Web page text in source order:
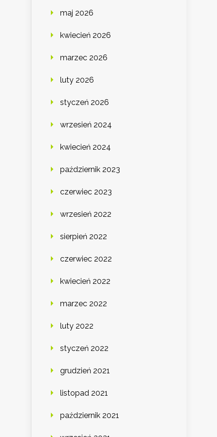
maj 2026
kwiecień 2026
marzec 2026
luty 2026
styczeń 2026
wrzesień 2024
kwiecień 2024
październik 2023
czerwiec 2023
wrzesień 2022
sierpień 2022
czerwiec 2022
kwiecień 2022
marzec 2022
luty 2022
styczeń 2022
grudzień 2021
listopad 2021
październik 2021